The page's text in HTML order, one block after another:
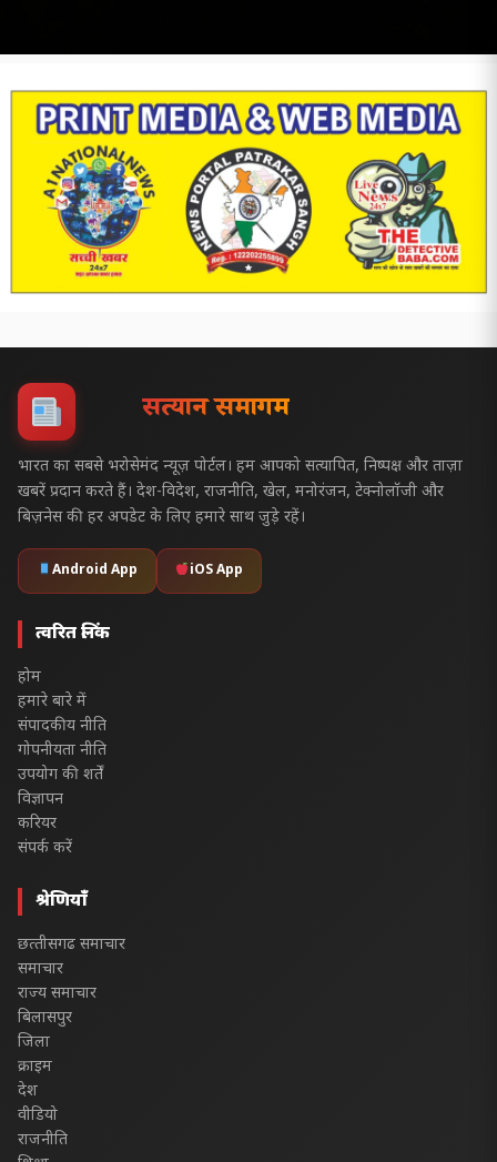
सत्यज्ञान समागम
भारत का सबसे भरोसेमंद न्यूज़ पोर्टल। हम आपको सत्यापित, निष्पक्ष और ताज़ा
खबरें प्रदान करते हैं। देश-विदेश, राजनीति, खेल, मनोरंजन, टेक्नोलॉजी और
बिज़नेस की हर अपडेट के लिए हमारे साथ जुड़े रहें।
Android App iOS App
त्वरित लिंक
होम
हमारे बारे में
संपादकीय नीति
गोपनीयता नीति
उपयोग की शर्तें
विज्ञापन
करियर
संपर्क करें
श्रेणियाँ
छत्‍तीसगढ समाचार
समाचार
राज्य समाचार
बिलासपुर
जिला
क्राइम
देश
वीडियो
राजनीति